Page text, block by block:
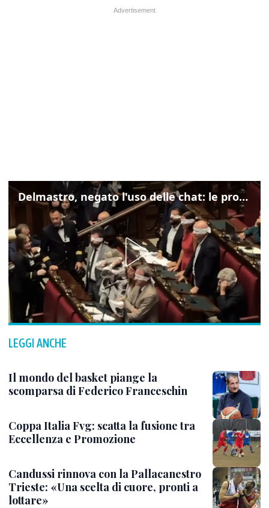
Delmastro, negato l'uso delle chat: le proteste di Avs e M5s
LEGGI ANCHE
Il mondo del basket piange la
scomparsa di Federico Franceschin
Coppa Italia Fvg: scatta la fusione tra
Eccellenza e Promozione
Candussi rinnova con la Pallacanestro
Trieste: «Una scelta di cuore, pronti a
lottare»